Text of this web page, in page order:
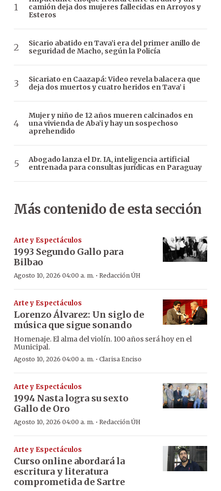
camión deja dos mujeres fallecidas en Arroyos y
Esteros
Sicario abatido en Tava’i era del primer anillo de
seguridad de Macho, según la Policía
Sicariato en Caazapá: Video revela balacera que
deja dos muertos y cuatro heridos en Tava’ i
Mujer y niño de 12 años mueren calcinados en
una vivienda de Aba’i y hay un sospechoso
aprehendido
Abogado lanza el Dr. IA, inteligencia artificial
entrenada para consultas jurídicas en Paraguay
Más contenido de esta sección
Arte y Espectáculos
1993 Segundo Gallo para
Bilbao
Agosto 10, 2026 04:00 a. m. · Redacción ÚH
Arte y Espectáculos
Lorenzo Álvarez: Un siglo de
música que sigue sonando
Homenaje. El alma del violín. 100 años será hoy en el
Municipal.
Agosto 10, 2026 04:00 a. m. · Clarisa Enciso
Arte y Espectáculos
1994 Nasta logra su sexto
Gallo de Oro
Agosto 10, 2026 04:00 a. m. · Redacción ÚH
Arte y Espectáculos
Curso online abordará la
escritura y literatura
comprometida de Sartre